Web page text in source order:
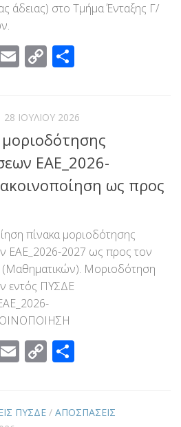
άδειας) στο Τμήμα Ένταξης Γ/
Email
Copy
28 ΙΟΥΛΊΟΥ 2026
ΕΑΕ_2026-
ως προς
πίνακα μοριοδότησης
ΕΑΕ_2026-2027 ως προς τον
Μοριοδότηση
εντός ΠΥΣΔΕ
Email
Copy
ΠΥΣΔΕ / ΑΠΟΣΠΑΣΕΙΣ